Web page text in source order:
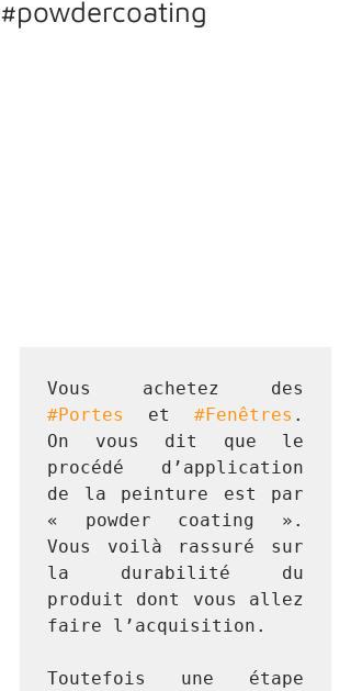
#powdercoating
Vous
#Portes
et #Fenêtres .
On vous dit que le
procédé d’application
de la peinture est par
« powder coating ».
Vous voilà rassuré sur
la durabilité du
produit dont vous allez
faire l’acquisition.
Toutefois une étape